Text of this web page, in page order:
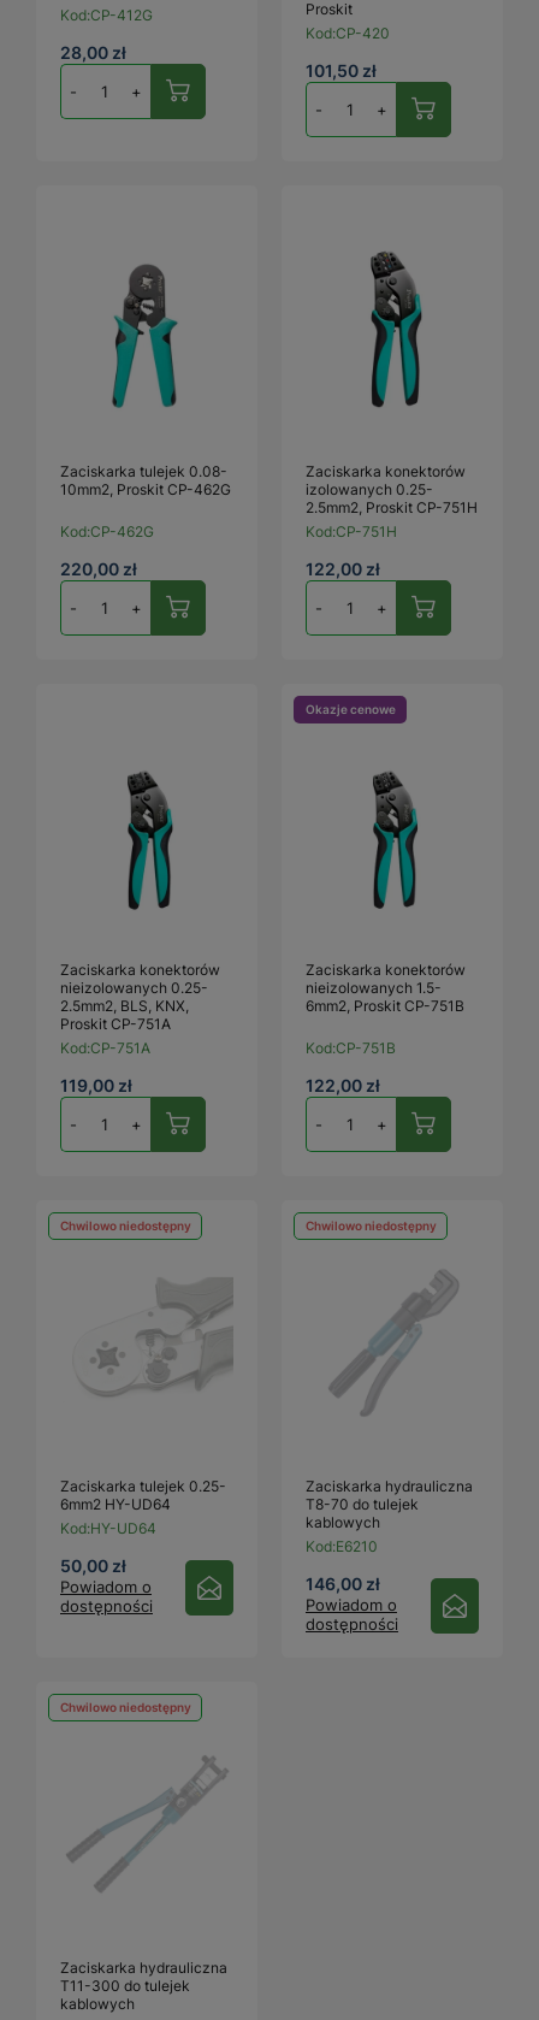
Kod:CP-412G
28,00 zł
- +
Proskit
Kod:CP-420
101,50 zł
- +
Zaciskarka tulejek 0.08-
10mm2, Proskit CP-462G
Kod:CP-462G
220,00 zł
- +
Zaciskarka konektorów
izolowanych 0.25-
2.5mm2, Proskit CP-751H
Kod:CP-751H
122,00 zł
- +
Zaciskarka konektorów
nieizolowanych 0.25-
2.5mm2, BLS, KNX,
Proskit CP-751A
Kod:CP-751A
119,00 zł
- +
Okazje cenowe
Zaciskarka konektorów
nieizolowanych 1.5-
6mm2, Proskit CP-751B
Kod:CP-751B
122,00 zł
- +
Chwilowo niedostępny
Zaciskarka tulejek 0.25-
6mm2 HY-UD64
Kod:HY-UD64
50,00 zł
Powiadom o
dostępności
Chwilowo niedostępny
Zaciskarka hydrauliczna
T8-70 do tulejek
kablowych
Kod:E6210
146,00 zł
Powiadom o
dostępności
Chwilowo niedostępny
Zaciskarka hydrauliczna
T11-300 do tulejek
kablowych